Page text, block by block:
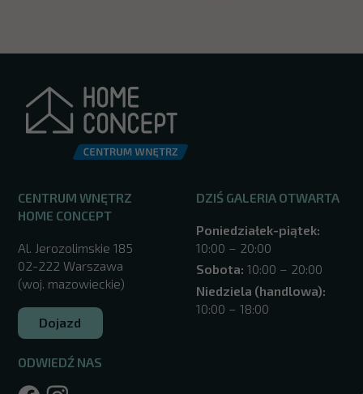
CENTRUM WNĘTRZ
HOME CONCEPT
Al. Jerozolimskie 185
02-222 Warszawa
(woj. mazowieckie)
Dojazd
ODWIEDŹ NAS
DZIŚ GALERIA OTWARTA
Poniedziałek-piątek:
10:00 – 20:00
Sobota: 10:00 – 20:00
Niedziela (handlowa):
10:00 – 18:00